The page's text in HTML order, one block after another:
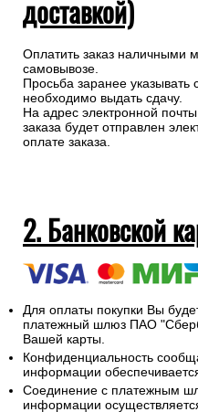
доставкой)
Оплатить заказ наличными
самовывозе.
Просьба заранее указывать
необходимо выдать сдачу.
На адрес электронной
заказа будет отправлен
оплате заказа.
2. Банковской
Для оплаты покупки Вы
платежный шлюз ПАО
Вашей карты.
Конфиденциальность
информации
Соединение с платежным
информации